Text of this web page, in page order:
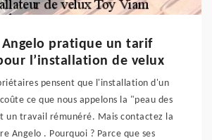
pratique un tarif
l’installation de velux
pensent que l'installation d'un
ce que nous appelons la "peau des
un travail rémunéré. Mais contactez la
Angelo . Pourquoi ? Parce que ses